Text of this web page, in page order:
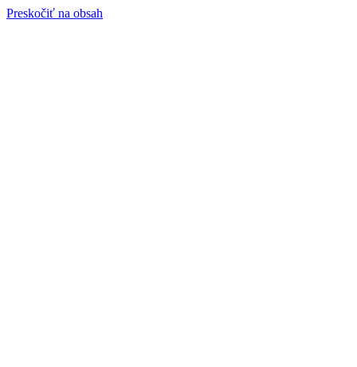
Preskočiť na obsah